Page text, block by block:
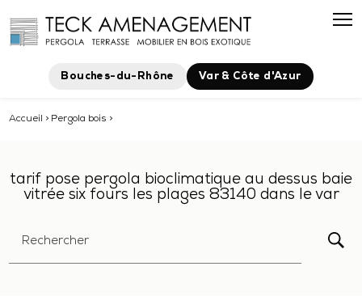
Bouches-du-Rhône Var & Côte d'Azur
Accueil > Pergola bois >
tarif pose pergola bioclimatique au dessus baie
vitrée six fours les plages 83140 dans le var
Rechercher